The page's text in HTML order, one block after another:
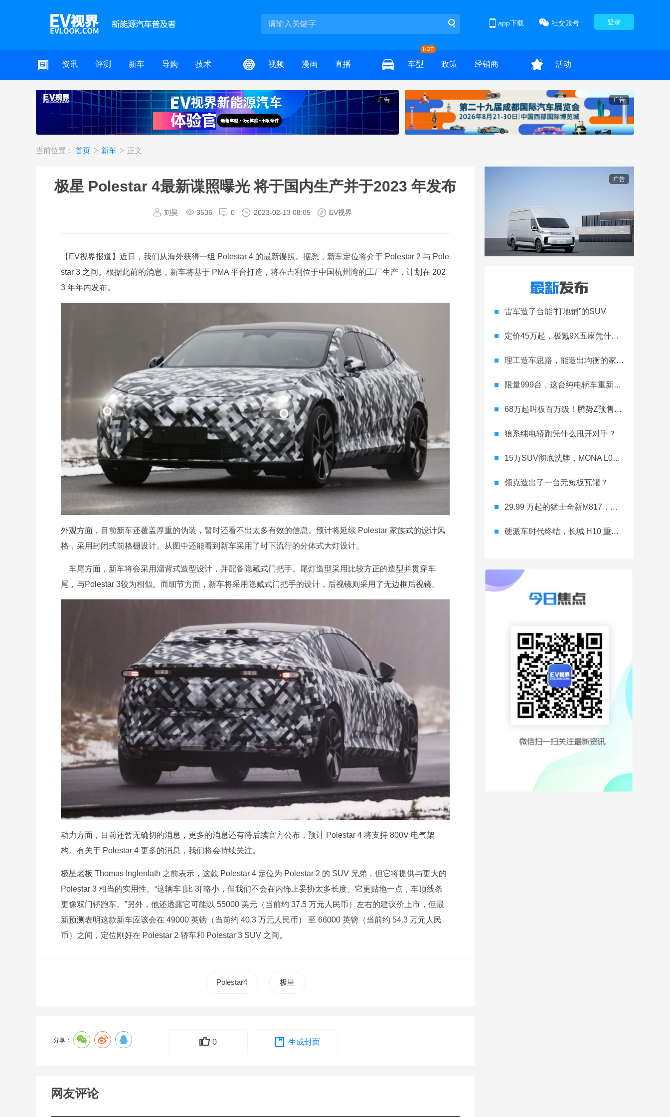
登录
社交账号
app下载
资讯 评测 新车 导购 技术 视频 漫画 直播 车型 政策 经销商 活动
广告 广告
当前位置： 首页 新车 正文
极星 Polestar 4最新谍照曝光 将于国内生产并于2023 年发布
刘昊 3536 0 2023-02-13 08:05 EV视界
【EV视界报道】近日，我们从海外获得一组 Polestar 4 的最新谍照。据悉，新车定位将介于 Polestar 2 与 Pole
star 3 之间。根据此前的消息，新车将基于 PMA 平台打造，将在吉利位于中国杭州湾的工厂生产，计划在 202
3 年年内发布。
外观方面，目前新车还覆盖厚重的伪装，暂时还看不出太多有效的信息。预计将延续 Polestar 家族式的设计风
格，采用封闭式前格栅设计。从图中还能看到新车采用了时下流行的分体式大灯设计。
车尾方面，新车将会采用溜背式造型设计，并配备隐藏式门把手。尾灯造型采用比较方正的造型并贯穿车
尾，与Polestar 3较为相似。而细节方面，新车将采用隐藏式门把手的设计，后视镜则采用了无边框后视镜。
动力方面，目前还暂无确切的消息，更多的消息还有待后续官方公布，预计 Polestar 4 将支持 800V 电气架
构。有关于 Polestar 4 更多的消息，我们将会持续关注。
极星老板 Thomas Inglenlath 之前表示，这款 Polestar 4 定位为 Polestar 2 的 SUV 兄弟，但它将提供与更大的
Polestar 3 相当的实用性。“这辆车 [比 3] 略小，但我们不会在内饰上妥协太多长度。它更贴地一点，车顶线条
更像双门轿跑车。”另外，他还透露它可能以 55000 美元（当前约 37.5 万元人民币）左右的建议价上市，但最
新预测表明这款新车应该会在 49000 英镑（当前约 40.3 万元人民币） 至 66000 英镑（当前约 54.3 万元人民
币）之间，定位刚好在 Polestar 2 轿车和 Polestar 3 SUV 之间。
Polestar4 极星
分享： 0 生成封面
网友评论
广告
雷军造了台能“打地铺”的SUV
定价45万起，极氪9X五座凭什么领跑高端
理工造车思路，能造出均衡的家用轿跑吗
限量999台，这台纯电轿车重新定义运动家用
68万起叫板百万级！腾势Z预售开启
狼系纯电轿跑凭什么甩开对手？
15万SUV彻底洗牌，MONA L03直接降维打击
领克造出了一台无短板瓦罐？
29.99 万起的猛士全新M817，从此越野不靠老司机
硬派车时代终结，长城 H10 重新洗牌